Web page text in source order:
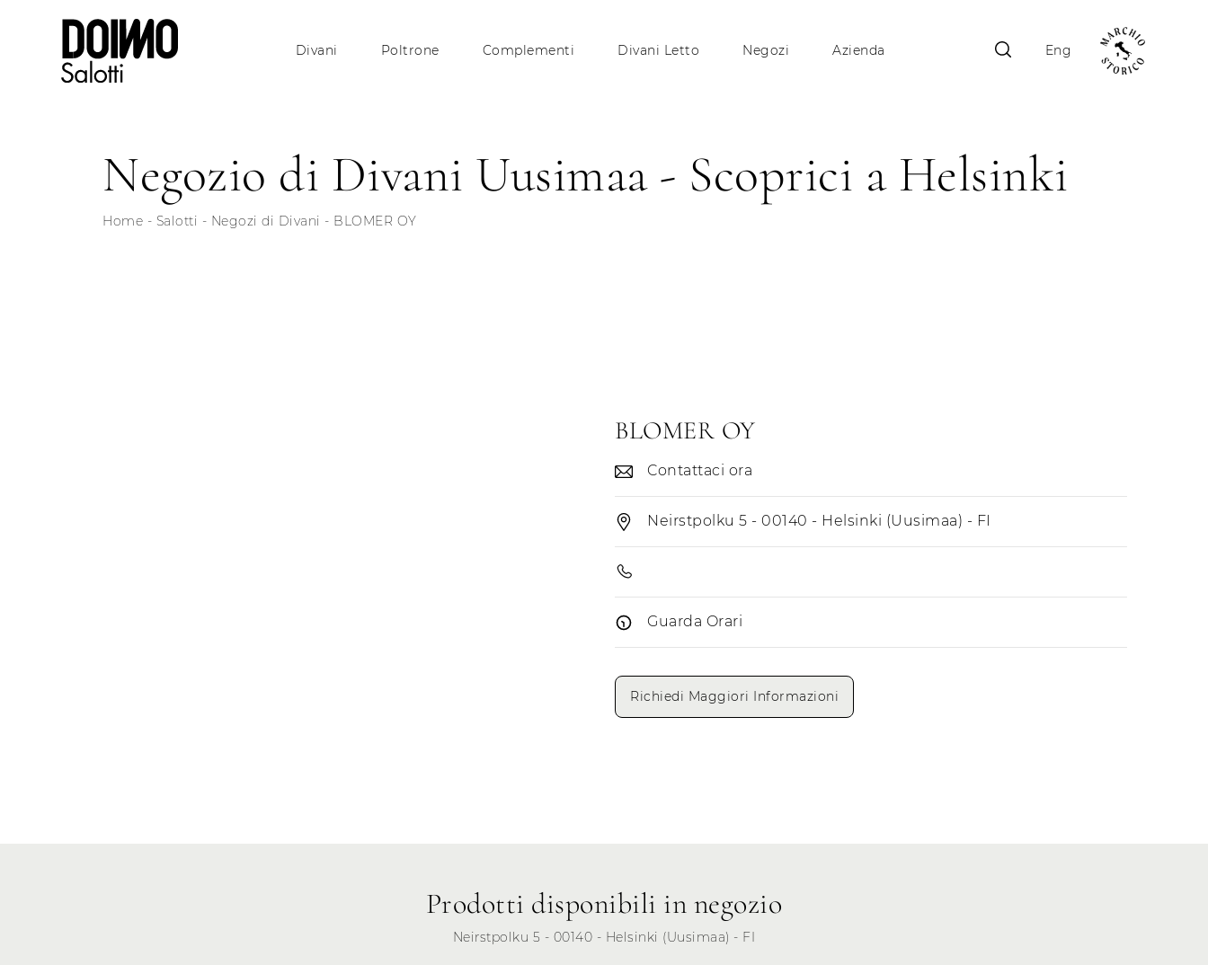
Divani Poltrone Complementi Divani Letto Negozi Azienda Eng
Negozio di Divani Uusimaa - Scoprici a Helsinki
Home - Salotti - Negozi di Divani - BLOMER OY
BLOMER OY
Contattaci ora
Neirstpolku 5 - 00140 - Helsinki (Uusimaa) - FI
Guarda Orari
Lunedì
Domenica
Richiedi Maggiori Informazioni
Prodotti disponibili in negozio
Neirstpolku 5 - 00140 - Helsinki (Uusimaa) - FI